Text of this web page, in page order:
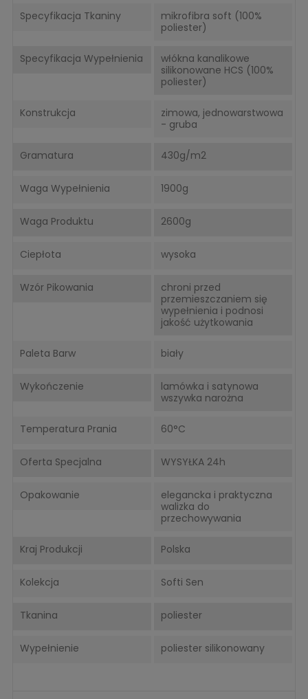
Specyfikacja Tkaniny
mikrofibra soft (100%
poliester)
Specyfikacja Wypełnienia
włókna kanalikowe
silikonowane HCS (100%
poliester)
Konstrukcja
zimowa, jednowarstwowa
- gruba
Gramatura 430g/m2
Waga Wypełnienia 1900g
Waga Produktu 2600g
Ciepłota wysoka
Wzór Pikowania
chroni przed
przemieszczaniem się
wypełnienia i podnosi
jakość użytkowania
Paleta Barw biały
Wykończenie
lamówka i satynowa
wszywka narożna
Temperatura Prania 60°C
Oferta Specjalna WYSYŁKA 24h
Opakowanie
elegancka i praktyczna
walizka do
przechowywania
Kraj Produkcji Polska
Kolekcja Softi Sen
Tkanina poliester
Wypełnienie poliester silikonowany